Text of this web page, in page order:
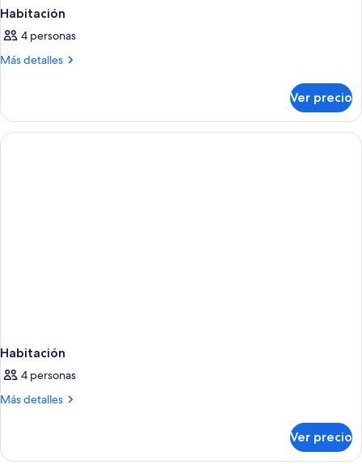
Habitación
4 personas
Más detalles
Más
Ver precio
Habitación
4 personas
Más detalles
Más
Ver precio